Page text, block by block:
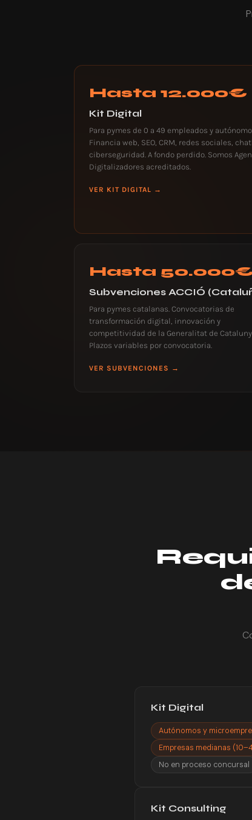
Hasta 12.000€
Kit Digital
Para pymes de 0 a 49 empleados y
Financia web, SEO, CRM, redes sociales,
ciberseguridad. A fondo perdido. Somos
Digitalizadores acreditados.
VER KIT DIGITAL →
Hasta
Subvenciones ACCIÓ
Para pymes catalanas. Convocatorias de
transformación digital, innovación y
competitividad de la Generalitat de
Plazos variables por convocatoria.
VER SUBVENCIONES →
Kit Digital
Autónomos y
Empresas medianas
No en proceso concursal
Kit Consulting